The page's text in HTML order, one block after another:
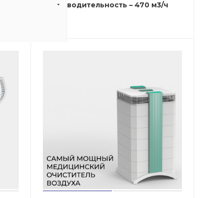
Производительность – 470 м3/ч